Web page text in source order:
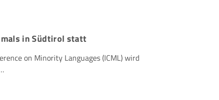
in Südtirol statt
on Minority Languages (ICML) wird